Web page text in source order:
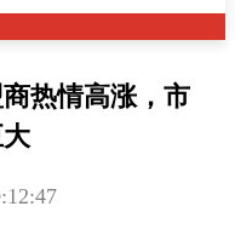
热情高涨，市